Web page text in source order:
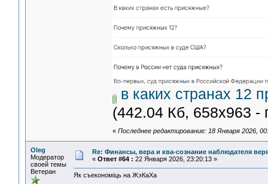
в каких странах 12
(442.04 Кб, 658x963 -
« Последнее редактирование: 18 Января 2026,
Oleg
Модератор
своей темы
Ветеран
Re: Финансы, вера и ква-сознание наблюдателя
« Ответ #64 : 22 Января 2026, 23:20:13 »
Як съекономiць на ЖэКаХа